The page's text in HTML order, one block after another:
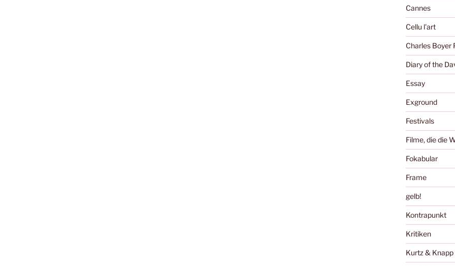
Cannes
Cellu l'art
Charles Boyer
Diary of the
Essay
Exground
Festivals
Filme, die die
Fokabular
Frame
gelb!
Kontrapunkt
Kritiken
Kurtz & Knapp